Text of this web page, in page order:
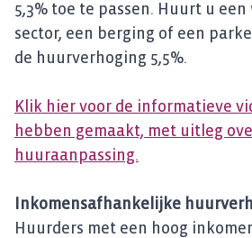
5,3% toe te passen. Huurt u
sector, een berging of een
de huurverhoging 5,5%.
Klik hier voor de informatieve
hebben gemaakt, met uitleg
huuraanpassing.
Inkomensafhankelijke
Huurders met een hoog